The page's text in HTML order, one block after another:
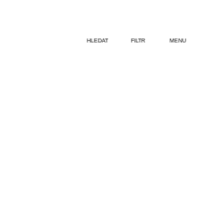
HLEDAT FILTR MENU